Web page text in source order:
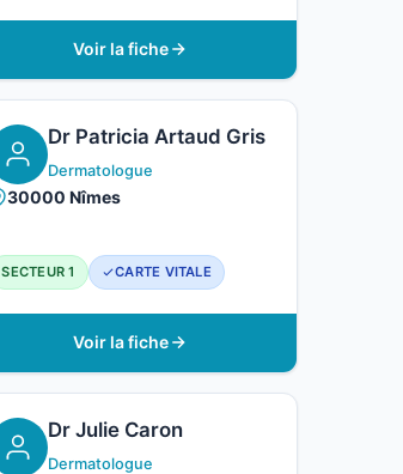
Voir la fiche
Dr Patricia Artaud Gris
Dermatologue
30000 Nîmes
SECTEUR 1 CARTE VITALE
Voir la fiche
Dr Julie Caron
Dermatologue